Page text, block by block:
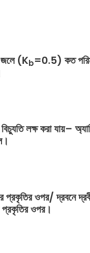
(Kb=0.5) কত
বিচ্যুতিলক্ষকরাযায়–
প্রকৃতিরওপর/দ্রবনে
প্রকৃতিরওপর।